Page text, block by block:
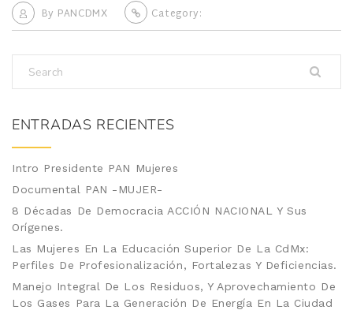
By PANCDMX Category:
ENTRADAS RECIENTES
Intro Presidente PAN Mujeres
Documental PAN -MUJER-
8 Décadas De Democracia ACCIÓN NACIONAL Y Sus
Orígenes.
Las Mujeres En La Educación Superior De La CdMx:
Perfiles De Profesionalización, Fortalezas Y Deficiencias.
Manejo Integral De Los Residuos, Y Aprovechamiento De
Los Gases Para La Generación De Energía En La Ciudad